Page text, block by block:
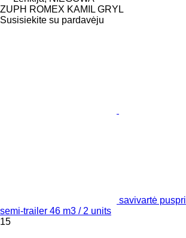
ZUPH ROMEX KAMIL GRYL
Susisiekite su pardavėju
savivartė
semi-trailer 46 m3 / 2 units
15